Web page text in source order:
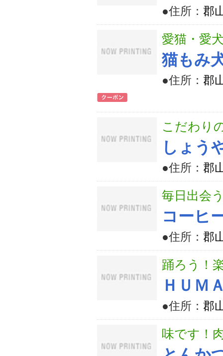
●住所： 郡
愛猫・愛
猫もみ
●住所： 郡
こだわり
しょう
●住所： 郡
毎日出会
コーヒ
●住所： 郡
踊ろう！
ＨＵＭ
●住所： 郡
味です！